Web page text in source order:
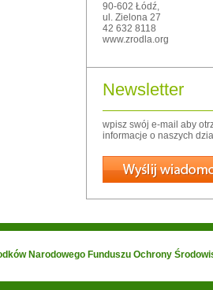
90-602 Łódź,
ul. Zielona 27
42 632 8118
www.zrodla.org
Newsletter
wpisz swój e-mail aby
informacje o naszych
Wyślij
Narodowego Funduszu Ochrony